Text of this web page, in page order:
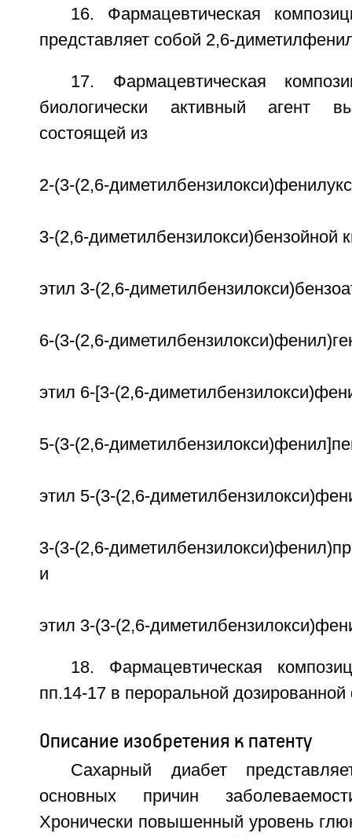
16. Фармацевтическая
представляет собой 2,6-
17. Фармацевтическая
биологически активный агент
состоящей из
2-(3-(2,6-
3-(2,6-диметилбензилокси)бензойной
этил 3-(2,6-
6-(3-(2,6-
этил 6-[3-(2,6-
5-(3-(2,6-
этил 5-(3-(2,6-
3-(3-(2,6-
и
этил 3-(3-(2,6-
18. Фармацевтическая
пп.14-17 в пероральной
Описание изобретения к патенту
Сахарный диабет
основных причин
Хронически повышенный уровень